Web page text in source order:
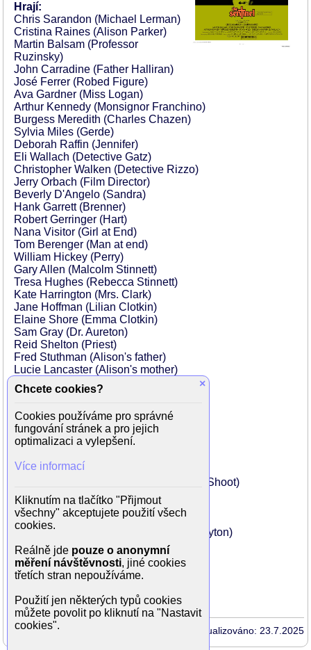
Hrají:
Chris Sarandon (Michael Lerman)
Cristina Raines (Alison Parker)
Martin Balsam (Professor
Ruzinsky)
John Carradine (Father Halliran)
José Ferrer (Robed Figure)
Ava Gardner (Miss Logan)
Arthur Kennedy (Monsignor Franchino)
Burgess Meredith (Charles Chazen)
Sylvia Miles (Gerde)
Deborah Raffin (Jennifer)
Eli Wallach (Detective Gatz)
Christopher Walken (Detective Rizzo)
Jerry Orbach (Film Director)
Beverly D'Angelo (Sandra)
Hank Garrett (Brenner)
Robert Gerringer (Hart)
Nana Visitor (Girl at End)
Tom Berenger (Man at end)
William Hickey (Perry)
Gary Allen (Malcolm Stinnett)
Tresa Hughes (Rebecca Stinnett)
Kate Harrington (Mrs. Clark)
Jane Hoffman (Lilian Clotkin)
Elaine Shore (Emma Clotkin)
Sam Gray (Dr. Aureton)
Reid Shelton (Priest)
Fred Stuthman (Alison's father)
Lucie Lancaster (Alison's mother)
Anthony Holland (Party host)
Jeff Goldblum (Jack)
Mady Kaplan (Professor's student)
Diane Stilwell (Brenner's secretary)
Ron McLarty (Real Estate Agent)
Esther Blackmon (Demon)
William Bogert (Man at Poolside Photo Shoot)
Richard Dreyfuss (Man on Sidewalk)
John Getz (Film Crew)
Joe Hamer (Detective)
Ronald Hunter (Assistant to Michael Dayton)
Charles Kimbrough (Hospital doctor)
Bob Melvin (Background scary person)
Vicki Michelle (Girl on TV)
Billie Perkins (Street girl)
Aktualizováno: 23.7.2025
×
Chcete cookies?
Cookies používáme pro správné
fungování stránek a pro jejich
optimalizaci a vylepšení.
Více informací
Kliknutím na tlačítko "Přijmout
všechny" akceptujete použití všech
cookies.
Reálně jde pouze o anonymní
měření návštěvnosti, jiné cookies
třetích stran nepoužíváme.
Použití jen některých typů cookies
můžete povolit po kliknutí na "Nastavit
cookies".